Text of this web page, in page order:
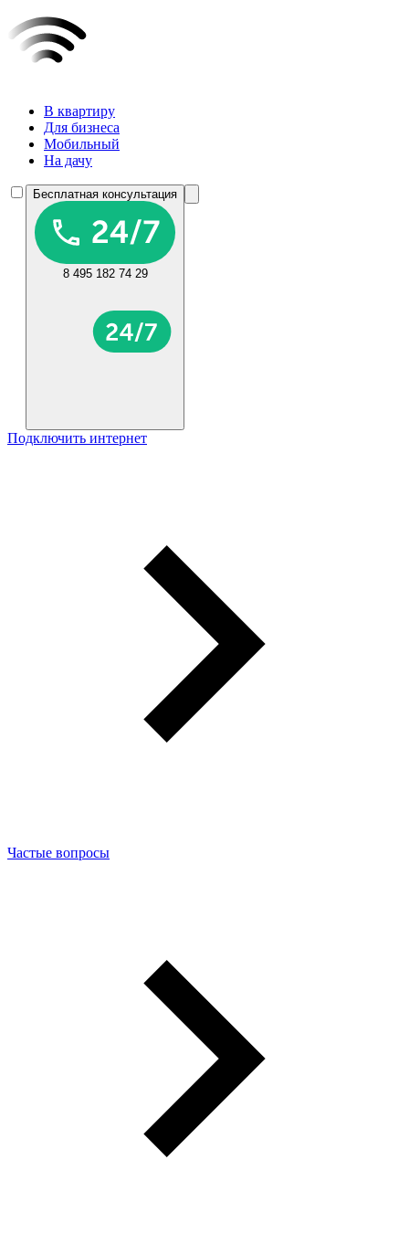
В квартиру
Для бизнеса
Мобильный
На дачу
Бесплатная консультация
8 495 182 74 29
Подключить интернет
Частые вопросы